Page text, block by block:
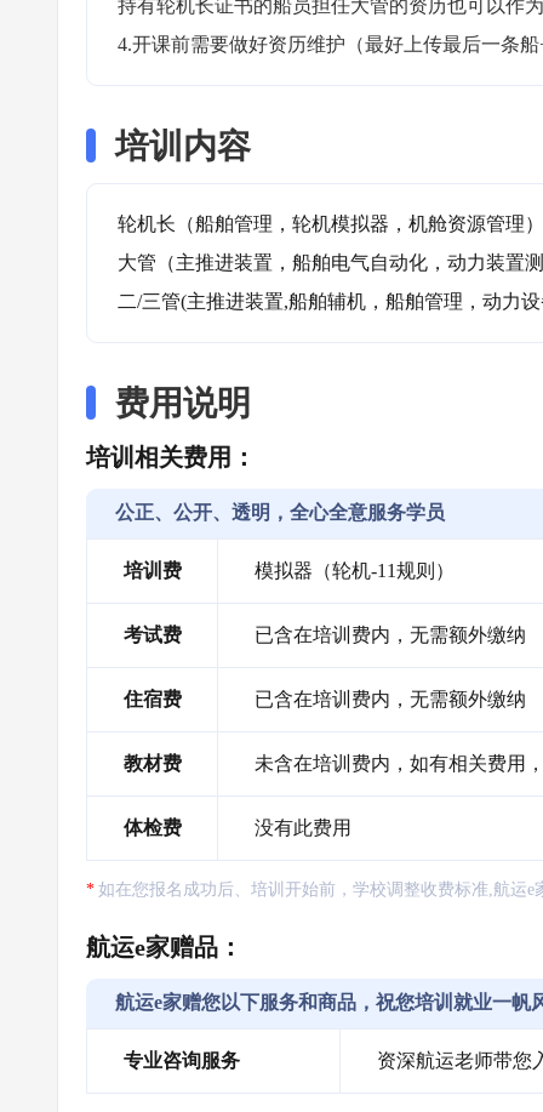
持有轮机长证书的船员担任大管的资历也可以作
4.开课前需要做好资历维护（最好上传最后一条
培训内容
轮机长（船舶管理，轮机模拟器，机舱资源管理
大管（主推进装置，船舶电气自动化，动力装置
二/三管(主推进装置,船舶辅机，船舶管理，动力
费用说明
培训相关费用：
公正、公开、透明，全心全意服务学员
培训费 模拟器（轮机-11规则）
考试费 已含在培训费内，无需额外缴纳
住宿费 已含在培训费内，无需额外缴纳
教材费 未含在培训费内，如有相关费用
体检费 没有此费用
如在您报名成功后、培训开始前，学校调整收费标准,航运
航运e家赠品：
航运e家赠您以下服务和商品，祝您培训就业一帆
专业咨询服务 资深航运老师带您